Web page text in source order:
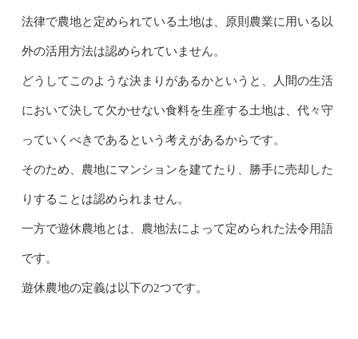
法律で農地と定められている土地は、原則農業に用いる以
外の活用方法は認められていません。
どうしてこのような決まりがあるかというと、人間の生活
において決して欠かせない食料を生産する土地は、代々守
っていくべきであるという考えがあるからです。
そのため、農地にマンションを建てたり、勝手に売却した
りすることは認められません。
一方で遊休農地とは、農地法によって定められた法令用語
です。
遊休農地の定義は以下の2つです。